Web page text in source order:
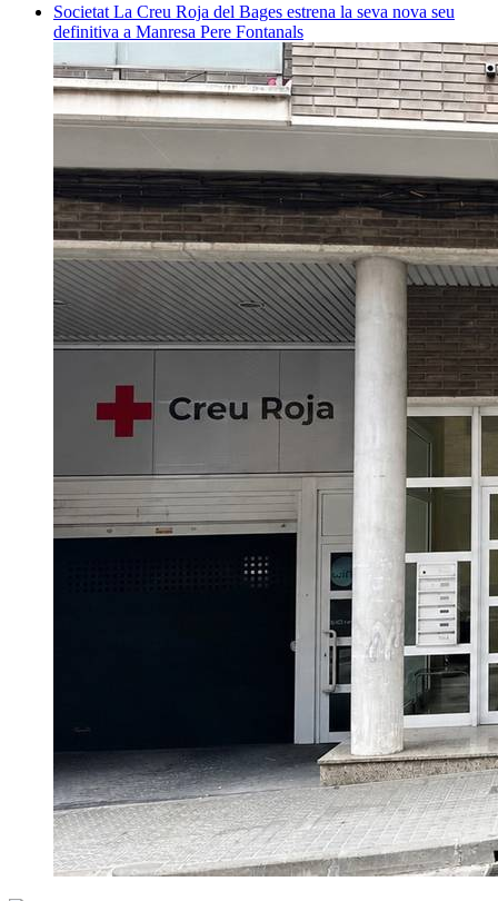
Societat La Creu Roja del Bages estrena la seva nova seu
definitiva a Manresa Pere Fontanals